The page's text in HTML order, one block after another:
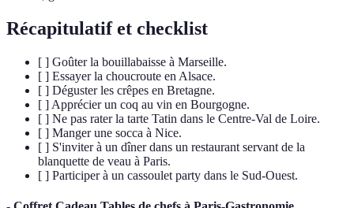
Récapitulatif et checklist
[ ] Goûter la bouillabaisse à Marseille.
[ ] Essayer la choucroute en Alsace.
[ ] Déguster les crêpes en Bretagne.
[ ] Apprécier un coq au vin en Bourgogne.
[ ] Ne pas rater la tarte Tatin dans le Centre-Val de Loire.
[ ] Manger une socca à Nice.
[ ] S'inviter à un dîner dans un restaurant servant de la
blanquette de veau à Paris.
[ ] Participer à un cassoulet party dans le Sud-Ouest.